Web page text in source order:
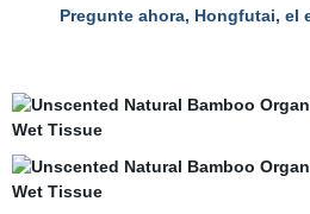
Pregunte ahora, Hongfutai,